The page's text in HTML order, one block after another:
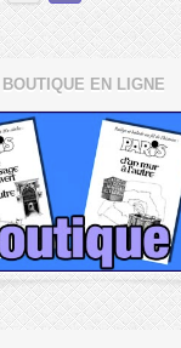
BOUTIQUE EN LIGNE